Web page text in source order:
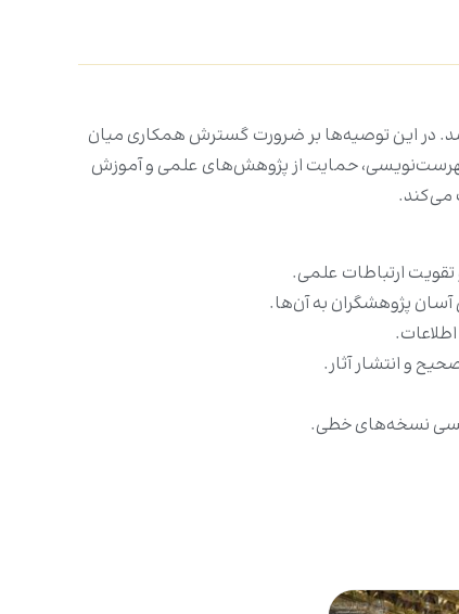
در این توصیه‌ها بر ضرورت گسترش همکاری میان
فهرست‌نویسی، حمایت از پژوهش‌های علمی و آموزش
می‌کند.